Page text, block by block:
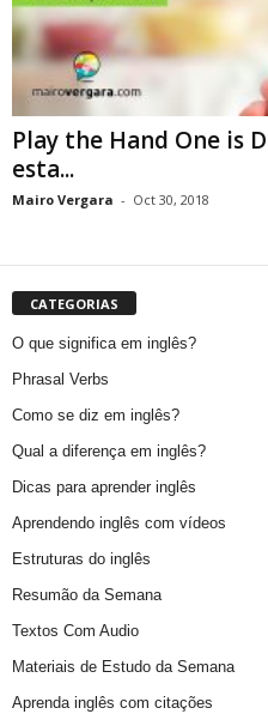
Play the Hand One is
esta...
Mairo Vergara - Oct 30, 2018
CATEGORIAS
O que significa em inglês?
Phrasal Verbs
Como se diz em inglês?
Qual a diferença em inglês?
Dicas para aprender inglês
Aprendendo inglês com vídeos
Estruturas do inglês
Resumão da Semana
Textos Com Audio
Materiais de Estudo da Semana
Aprenda inglês com citações